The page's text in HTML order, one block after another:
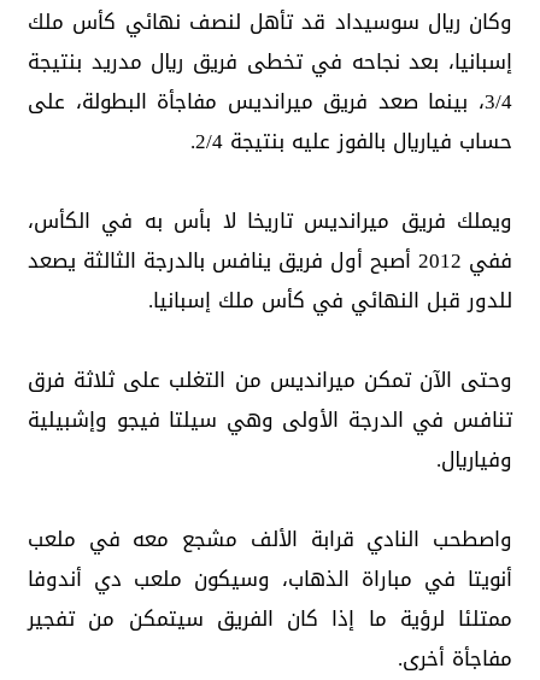
وكان ريال سوسيداد قد تأهل لنصف نهائي كأس ملك
إسبانيا، بعد نجاحه في تخطى فريق ريال مدريد بنتيجة
3/4، بينما صعد فريق ميرانديس مفاجأة البطولة، على
حساب فياريال بالفوز عليه بنتيجة 2/4.
ويملك فريق ميرانديس تاريخا لا بأس به في الكأس،
ففي 2012 أصبح أول فريق ينافس بالدرجة الثالثة يصعد
للدور قبل النهائي في كأس ملك إسبانيا.
وحتى الآن تمكن ميرانديس من التغلب على ثلاثة فرق
تنافس في الدرجة الأولى وهي سيلتا فيجو وإشبيلية
وفياريال.
واصطحب النادي قرابة الألف مشجع معه في ملعب
أنويتا في مباراة الذهاب، وسيكون ملعب دي أندوفا
ممتلئا لرؤية ما إذا كان الفريق سيتمكن من تفجير
مفاجأة أخرى.